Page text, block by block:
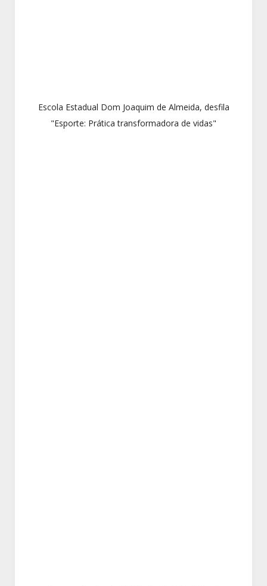
Escola Estadual Dom Joaquim de Almeida, desfila
"Esporte: Prática transformadora de vidas"